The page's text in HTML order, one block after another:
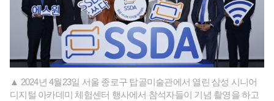
▲ 2024년 4월23일 서울 종로구 탑골미술관에서 열린 삼성 시니어
디지털 아카데미 체험센터 행사에서 참석자들이 기념 촬영을 하고